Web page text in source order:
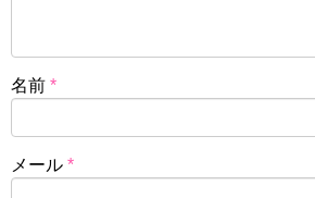
名前 *
メール *